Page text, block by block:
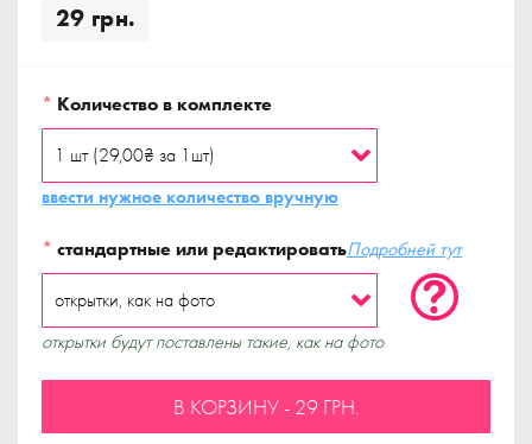
29 грн.
* Количество в комплекте
ввести нужное количество вручную
* стандартные или редактироватьПодробней тут
открытки будут поставлены такие, как на фото
В КОРЗИНУ - 29 ГРН.